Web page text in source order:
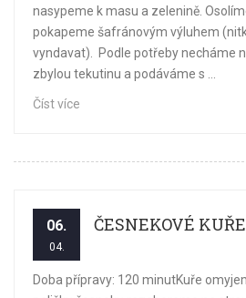
nasypeme k masu a zelenině.
pokapeme šafránovým výluhem
vyndavat). Podle potřeby necháme
zbylou tekutinu a podáváme s ...
Číst více
06.
04.
ČESNEKOVÉ KUŘE
Doba přípravy: 120 minutKuře